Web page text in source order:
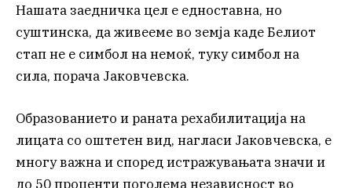
Нашата заедничка цел е едноставна, но
суштинска, да живееме во земја каде Белиот
стап не е симбол на немоќ, туку симбол на
сила, порача Јаковчевска.
Образованието и раната рехабилитација на
лицата со оштетен вид, нагласи Јаковчевска, е
многу важна и според истражувањата значи и
до 50 проценти поголема независност во